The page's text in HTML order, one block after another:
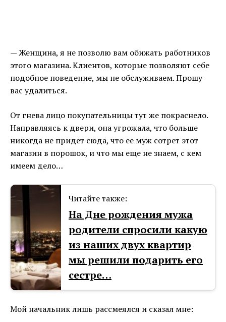
— Женщина, я не позволю вам обижать работников
этого магазина. Клиентов, которые позволяют себе
подобное поведение, мы не обслуживаем. Прошу
вас удалиться.
От гнева лицо покупательницы тут же покраснело.
Направляясь к двери, она угрожала, что больше
никогда не придет сюда, что ее муж сотрет этот
магазин в порошок, и что мы еще не знаем, с кем
имеем дело…
Читайте также:
На Дне рождения мужа
родители спросили какую
из наших двух квартир
мы решили подарить его
сестре…
Мой начальник лишь рассмеялся и сказал мне: